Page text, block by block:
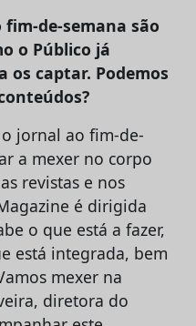
de-semana são
o Público já
captar. Podemos
jornal ao fim-de-
a mexer no corpo
revistas e nos
é dirigida
o que está a fazer,
está integrada, bem
mexer na
diretora do